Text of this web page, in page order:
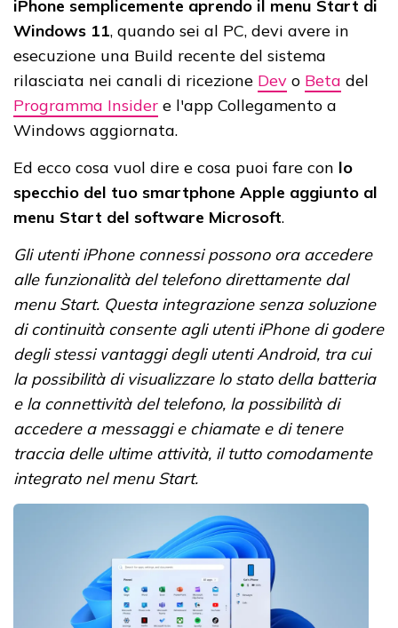
iPhone semplicemente aprendo il menu Start di
Windows 11, quando sei al PC, devi avere in
esecuzione una Build recente del sistema
rilasciata nei canali di ricezione Dev o Beta del
Programma Insider e l'app Collegamento a
Windows aggiornata.
Ed ecco cosa vuol dire e cosa puoi fare con lo
specchio del tuo smartphone Apple aggiunto al
menu Start del software Microsoft.
Gli utenti iPhone connessi possono ora accedere
alle funzionalità del telefono direttamente dal
menu Start. Questa integrazione senza soluzione
di continuità consente agli utenti iPhone di godere
degli stessi vantaggi degli utenti Android, tra cui
la possibilità di visualizzare lo stato della batteria
e la connettività del telefono, la possibilità di
accedere a messaggi e chiamate e di tenere
traccia delle ultime attività, il tutto comodamente
integrato nel menu Start.